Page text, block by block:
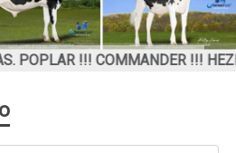
POPLAR !!! COMMANDER !!!